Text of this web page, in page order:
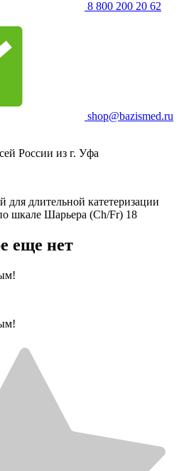
8 800 200 20 62
shop@bazismed.ru
России из г. Уфа
для длительной катетеризации
шкале Шарьера (Ch/Fr) 18
еще нет